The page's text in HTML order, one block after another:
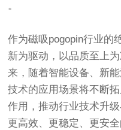
。
作为磁吸pogopin行业的
新为驱动，以品质至上
来，随着智能设备、新
技术的应用场景将不断
作用，推动行业技术升
更高效、更稳定、更安